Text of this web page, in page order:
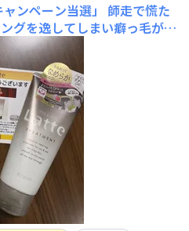
ンペーン当選」
師走で慌た
グを逸してしまい癖っ毛が気
ーズは頭から身体まで全身
リートメントは付け置き要ら
毎日にピッタリですね。 こ
ました！